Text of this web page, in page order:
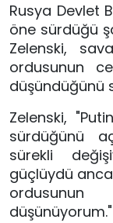
Rusya Devlet
öne sürdüğü
Zelenski,
ordusunun
düşündüğünü
Zelenski,
sürdüğünü
sürekli
güçlüydü